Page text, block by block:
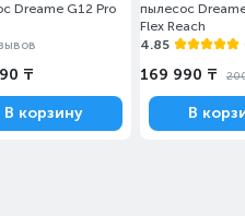
Dreame G12 Pro
₸
В корзину
пылесос
Flex Reach
4.85
169 990 ₸
В